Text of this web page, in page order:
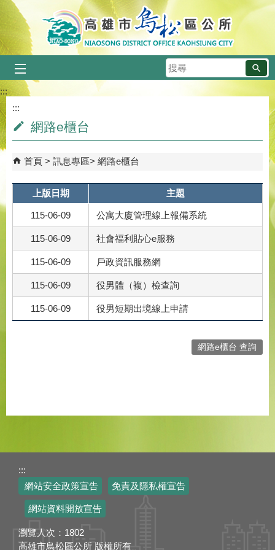
跳到主要內容區塊
搜
尋
:::
:::
網路e櫃台
首頁 訊息專區 網路e櫃台
上版日期 主題
115-06-09 公寓大廈管理線上報備系統
115-06-09 社會福利貼心e服務
115-06-09 戶政資訊服務網
115-06-09 役男體（複）檢查詢
115-06-09 役男短期出境線上申請
網路e櫃台 查詢
:::
網站安全政策宣告
免責及隱私權宣告
網站資料開放宣告
瀏覽人次： 1802
高雄市鳥松區公所 版權所有